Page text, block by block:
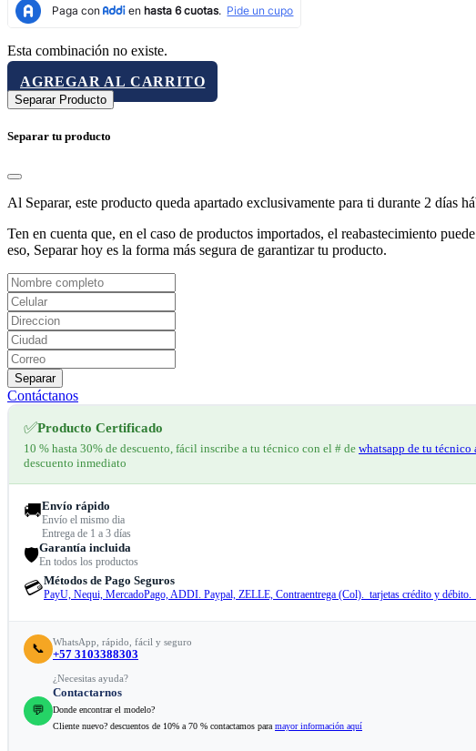
Esta combinación no existe.
AGREGAR AL CARRITO
Separar Producto
Separar tu producto
Al Separar, este producto queda apartado exclusivamente para ti durante 2 días
Ten en cuenta que, en el caso de productos importados, el reabastecimiento
eso, Separar hoy es la forma más segura de garantizar tu producto.
Separar
Contáctanos
✅Producto Certificado
10 % hasta 30% de descuento, fácil inscribe a tu técnico con el # de whatsapp de tu técnico
descuento inmediato
🚚Envío rápido
Envío el mismo dia
Entrega de 1 a 3 días
🛡️Garantía incluida
En todos los productos
💳Métodos de Pago Seguros
PayU, Nequi, MercadoPago, ADDI. Paypal, ZELLE, Contraentrega (Col). tarjetas crédito y débito.
📞 WhatsApp, rápido, fácil y seguro
+57 3103388303
💬
¿Necesitas ayuda?
Contactarnos
Donde encontrar el modelo?
Cliente nuevo? descuentos de 10% a 70 % contactamos para mayor información aquí